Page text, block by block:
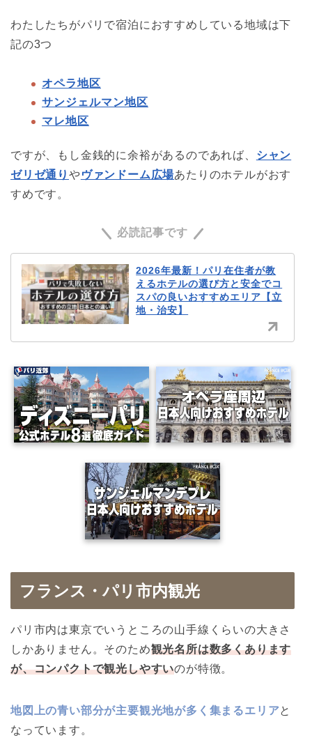
わたしたちがパリで宿泊におすすめしている地域は下
記の3つ
オペラ地区
サンジェルマン地区
マレ地区
ですが、もし金銭的に余裕があるのであれば、 シャン
ゼリゼ通り やヴァンドーム広場あたりのホテルがおす
すめです。
必読記事です
2026年最新！パリ在住者が教
えるホテルの選び方と安全でコ
スパの良いおすすめエリア【立
地・治安】
フランス・パリ市内観光
パリ市内は東京でいうところの山手線くらいの大きさ
しかありません。そのため観光名所は数多くあります
が、コンパクトで観光しやすいのが特徴。
地図上の青い部分が主要観光地が多く集まるエリアと
なっています。